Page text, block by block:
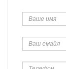
имя
емайл